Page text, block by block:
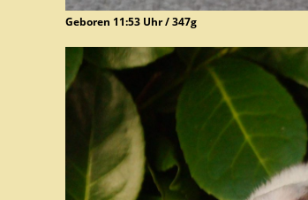
Geboren 11:53 Uhr / 347g